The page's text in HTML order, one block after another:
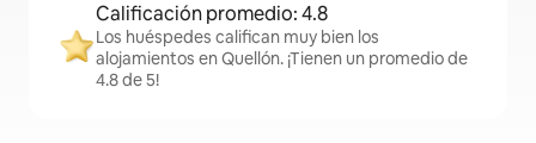
Calificación promedio: 4.8
Los huéspedes califican muy bien los
alojamientos en Quellón. ¡Tienen un promedio de
4.8 de 5!